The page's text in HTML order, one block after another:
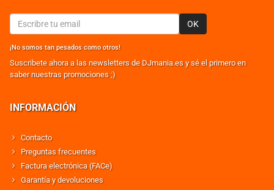
OK
¡No somos tan pesados como otros!
Suscribete ahora a las newsletters de DJmania.es y sé el primero en
saber nuestras promociones ;)
INFORMACIÓN
Contacto
Preguntas frecuentes
Factura electrónica (FACe)
Garantía y devoluciones